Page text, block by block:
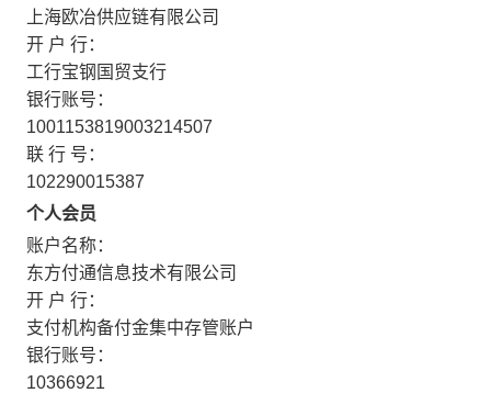
上海欧冶供应链有限公司
开 户 行：
工行宝钢国贸支行
银行账号：
1001153819003214507
联 行 号：
102290015387
个人会员
账户名称：
东方付通信息技术有限公司
开 户 行：
支付机构备付金集中存管账户
银行账号：
10366921